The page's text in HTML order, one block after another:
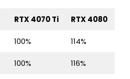
RTX 4070 Ti RTX 4080
100% 114%
100% 116%